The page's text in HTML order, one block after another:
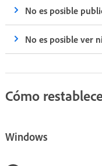
No es posible
No es posible ver
Cómo
Windows